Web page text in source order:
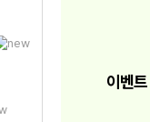
이벤